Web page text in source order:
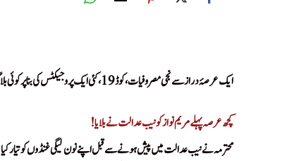
ایک عرصۂ دراز سے نجی مصروفیات، کوڈ19، کئی ایک پروجیکٹس کی بنا پر کوئی بلاگ نہ لکھ سکا
کچھ عرصہ پہلے مریم نواز کو نیب عدالت نے بلایا!
محترمہ نے نیب عدالت میں پیش ہونے سے قبل اپنے نون لیگی غنڈوں کو تیار کیا!